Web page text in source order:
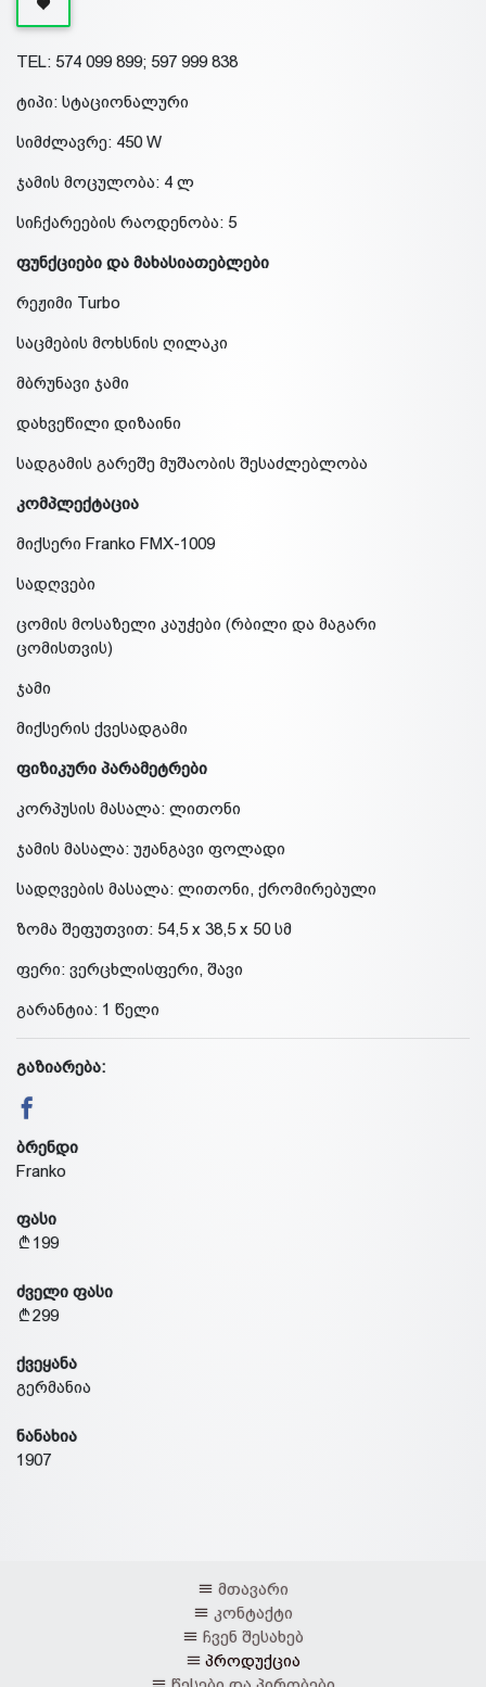
TEL: 574 099 899; 597 999 838
ტიპი: სტაციონალური
სიმძლავრე: 450 W
ჯამის მოცულობა: 4 ლ
სიჩქარეების რაოდენობა: 5
ფუნქციები და მახასიათებლები
რეჟიმი Turbo
საცმების მოხსნის ღილაკი
მბრუნავი ჯამი
დახვეწილი დიზაინი
სადგამის გარეშე მუშაობის შესაძლებლობა
კომპლექტაცია
მიქსერი Franko FMX-1009
სადღვები
ცომის მოსაზელი კაუჭები (რბილი და მაგარი
ცომისთვის)
ჯამი
მიქსერის ქვესადგამი
ფიზიკური პარამეტრები
კორპუსის მასალა: ლითონი
ჯამის მასალა: უჟანგავი ფოლადი
სადღვების მასალა: ლითონი, ქრომირებული
ზომა შეფუთვით: 54,5 x 38,5 x 50 სმ
ფერი: ვერცხლისფერი, შავი
გარანტია: 1 წელი
გაზიარება:
ბრენდი
Franko
ფასი
199
ძველი ფასი
299
ქვეყანა
გერმანია
ნანახია
1907
მთავარი
კონტაქტი
ჩვენ შესახებ
პროდუქცია